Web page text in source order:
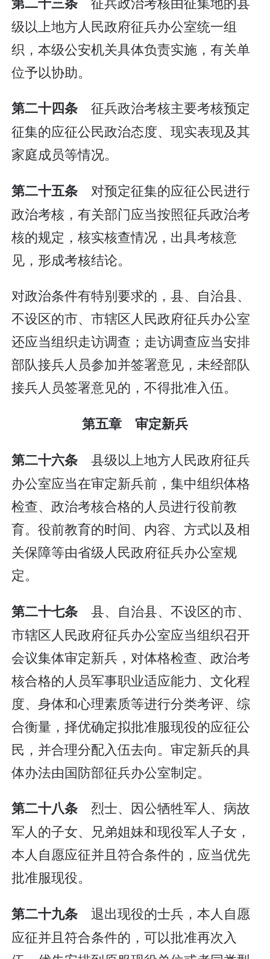
级以上地方人民政府征兵办公室统一组
织，本级公安机关具体负责实施，有关单
位予以协助。
第二十四条 征兵政治考核主要考核预定
征集的应征公民政治态度、现实表现及其
家庭成员等情况。
第二十五条 对预定征集的应征公民进行
政治考核，有关部门应当按照征兵政治考
核的规定，核实核查情况，出具考核意
见，形成考核结论。
对政治条件有特别要求的，县、自治县、
不设区的市、市辖区人民政府征兵办公室
还应当组织走访调查；走访调查应当安排
部队接兵人员参加并签署意见，未经部队
接兵人员签署意见的，不得批准入伍。
第五章 审定新兵
第二十六条 县级以上地方人民政府征兵
办公室应当在审定新兵前，集中组织体格
检查、政治考核合格的人员进行役前教
育。役前教育的时间、内容、方式以及相
关保障等由省级人民政府征兵办公室规
定。
第二十七条 县、自治县、不设区的市、
市辖区人民政府征兵办公室应当组织召开
会议集体审定新兵，对体格检查、政治考
核合格的人员军事职业适应能力、文化程
度、身体和心理素质等进行分类考评、综
合衡量，择优确定拟批准服现役的应征公
民，并合理分配入伍去向。审定新兵的具
体办法由国防部征兵办公室制定。
第二十八条 烈士、因公牺牲军人、病故
军人的子女、兄弟姐妹和现役军人子女，
本人自愿应征并且符合条件的，应当优先
批准服现役。
第二十九条 退出现役的士兵，本人自愿
应征并且符合条件的，可以批准再次入